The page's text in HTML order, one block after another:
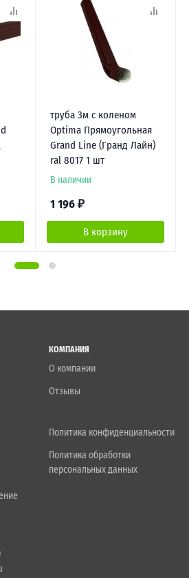
труба 3м с коленом
Optima Прямоугольная
Grand Line (Гранд Лайн)
ral 8017 1 шт
В наличии
1 196 ₽
В корзину
КОМПАНИЯ
О компании
Отзывы
Политика конфиденциальности
Политика обработки
персональных данных